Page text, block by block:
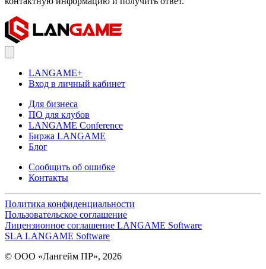
LANGAME+
Вход в личный кабинет
Для бизнеса
ПО для клубов
LANGAME Conference
Биржа LANGAME
Блог
Сообщить об ошибке
Контакты
Политика конфиденциальности
Пользовательское соглашение
Лицензионное соглашение LANGAME Software
SLA LANGAME Software
© ООО «Лангейм ПР», 2026